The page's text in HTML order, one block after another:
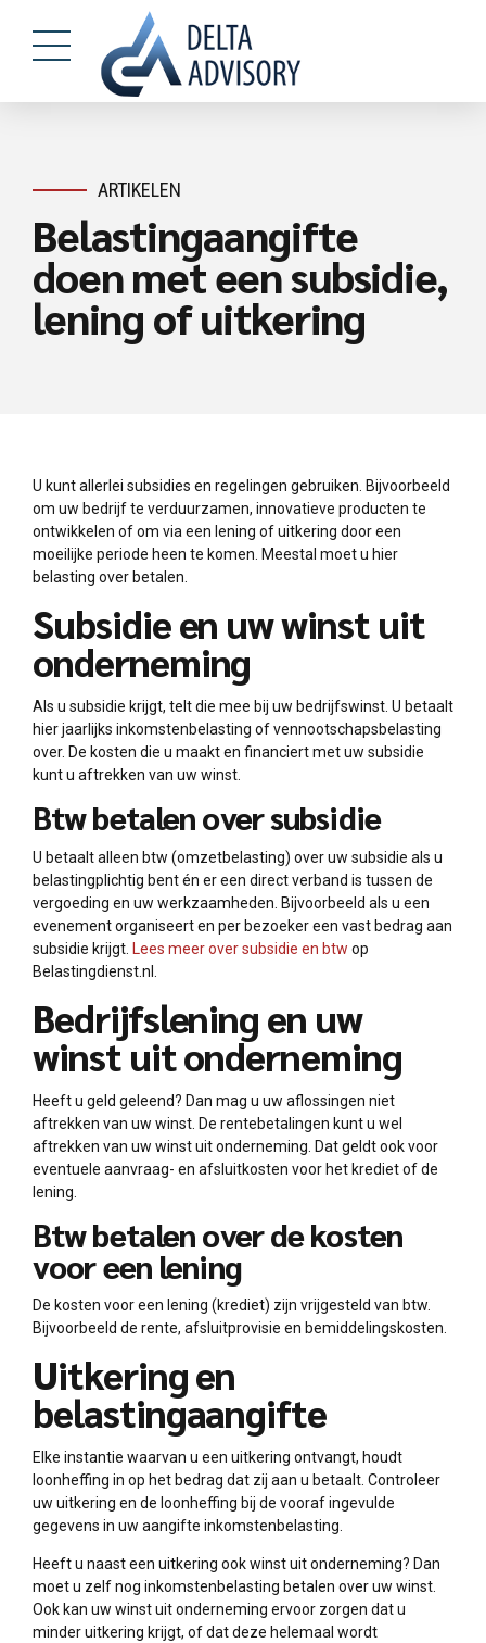
ARTIKELEN
Belastingaangifte
doen met een subsidie,
lening of uitkering
U kunt allerlei subsidies en regelingen gebruiken. Bijvoorbeeld
om uw bedrijf te verduurzamen, innovatieve producten te
ontwikkelen of om via een lening of uitkering door een
moeilijke periode heen te komen. Meestal moet u hier
belasting over betalen.
Subsidie en uw winst uit
onderneming
Als u subsidie krijgt, telt die mee bij uw bedrijfswinst. U betaalt
hier jaarlijks inkomstenbelasting of vennootschapsbelasting
over. De kosten die u maakt en financiert met uw subsidie
kunt u aftrekken van uw winst.
Btw betalen over subsidie
U betaalt alleen btw (omzetbelasting) over uw subsidie als u
belastingplichtig bent én er een direct verband is tussen de
vergoeding en uw werkzaamheden. Bijvoorbeeld als u een
evenement organiseert en per bezoeker een vast bedrag aan
subsidie krijgt. Lees meer over subsidie en btw op
Belastingdienst.nl.
Bedrijfslening en uw
winst uit onderneming
Heeft u geld geleend? Dan mag u uw aflossingen niet
aftrekken van uw winst. De rentebetalingen kunt u wel
aftrekken van uw winst uit onderneming. Dat geldt ook voor
eventuele aanvraag- en afsluitkosten voor het krediet of de
lening.
Btw betalen over de kosten
voor een lening
De kosten voor een lening (krediet) zijn vrijgesteld van btw.
Bijvoorbeeld de rente, afsluitprovisie en bemiddelingskosten.
Uitkering en
belastingaangifte
Elke instantie waarvan u een uitkering ontvangt, houdt
loonheffing in op het bedrag dat zij aan u betaalt. Controleer
uw uitkering en de loonheffing bij de vooraf ingevulde
gegevens in uw aangifte inkomstenbelasting.
Heeft u naast een uitkering ook winst uit onderneming? Dan
moet u zelf nog inkomstenbelasting betalen over uw winst.
Ook kan uw winst uit onderneming ervoor zorgen dat u
minder uitkering krijgt, of dat deze helemaal wordt